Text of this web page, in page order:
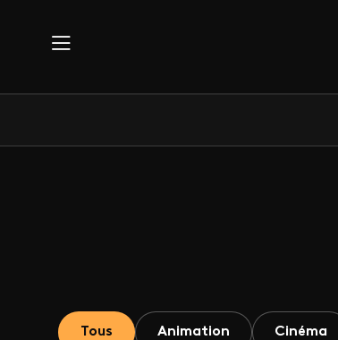
Tous Animation Cinéma